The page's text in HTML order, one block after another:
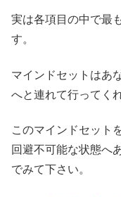
実は各項目の中で最
す。
マインドセットはあ
へと連れて行ってく
このマインドセット
回避不可能な状態へ
でみて下さい。